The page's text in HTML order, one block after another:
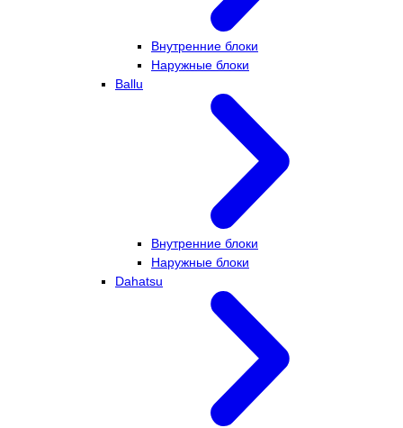
Внутренние блоки
Наружные блоки
Ballu
Внутренние блоки
Наружные блоки
Dahatsu